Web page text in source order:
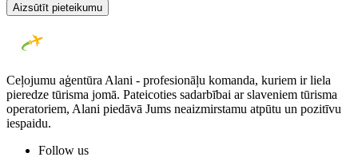
Aizsūtīt pieteikumu
Ceļojumu aģentūra Alani - profesionāļu komanda, kuriem ir liela
pieredze tūrisma jomā. Pateicoties sadarbībai ar slaveniem tūrisma
operatoriem, Alani piedāvā Jums neaizmirstamu atpūtu un pozitīvu
iespaidu.
Follow us